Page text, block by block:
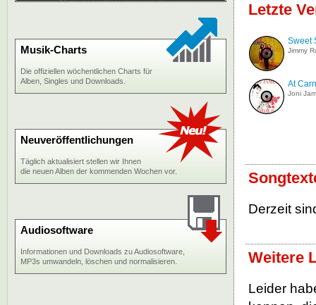
Letzte
Sweet
Jimmy
At
Joni
Derzeit
Weitere
Leider
Musik-Charts
Die offiziellen wöchentlichen Charts für
Alben, Singles und Downloads.
Neuveröffentlichungen
Täglich aktualisiert stellen wir Ihnen
die neuen Alben der kommenden Wochen vor.
Audiosoftware
Informationen und Downloads zu Audiosoftware,
MP3s umwandeln, löschen und normalisieren.